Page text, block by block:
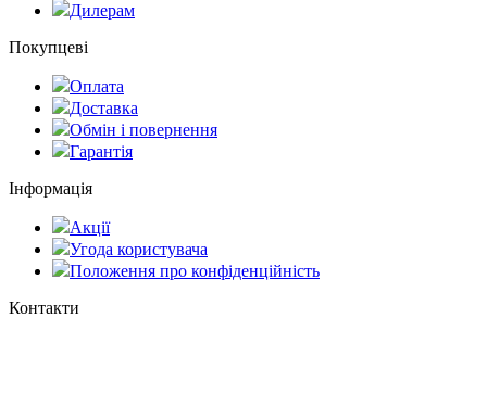
Дилерам
Покупцеві
Оплата
Доставка
Обмін і повернення
Гарантія
Інформація
Акції
Угода користувача
Положення про конфіденційність
Контакти